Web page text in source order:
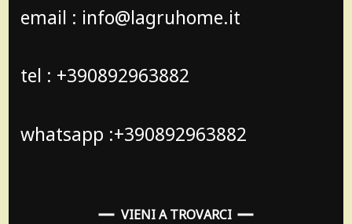
email : info@lagruhome.it
tel : +390892963882
whatsapp :+390892963882
VIENI A TROVARCI